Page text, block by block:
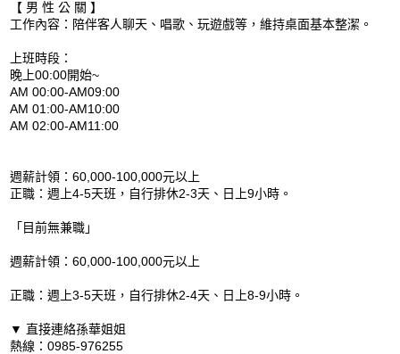
【 男 性 公 關 】
工作內容：陪伴客人聊天、唱歌、玩遊戲等，維持桌面基本整潔。
上班時段：
晚上00:00開始~
AM 00:00-AM09:00
AM 01:00-AM10:00
AM 02:00-AM11:00
週薪計領：60,000-100,000元以上
正職：週上4-5天班，自行排休2-3天、日上9小時。
「目前無兼職」
週薪計領：60,000-100,000元以上
正職：週上3-5天班，自行排休2-4天、日上8-9小時。
▼ 直接連絡孫華姐姐
熱線：0985-976255